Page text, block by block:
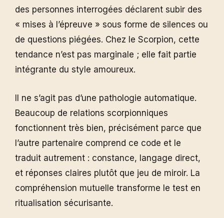
des personnes interrogées déclarent subir des
« mises à l’épreuve » sous forme de silences ou
de questions piégées. Chez le Scorpion, cette
tendance n’est pas marginale ; elle fait partie
intégrante du style amoureux.
Il ne s’agit pas d’une pathologie automatique.
Beaucoup de relations scorpionniques
fonctionnent très bien, précisément parce que
l’autre partenaire comprend ce code et le
traduit autrement : constance, langage direct,
et réponses claires plutôt que jeu de miroir. La
compréhension mutuelle transforme le test en
ritualisation sécurisante.